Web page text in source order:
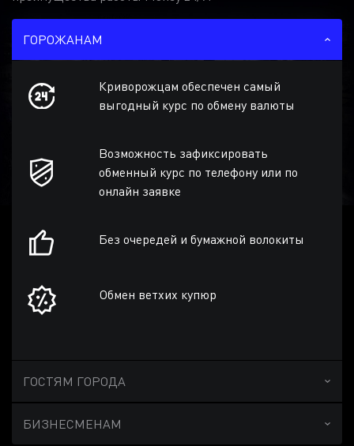
ГОРОЖАНАМ
Криворожцам обеспечен самый
выгодный курс по обмену валюты
Возможность зафиксировать
обменный курс по телефону или по
онлайн заявке
Без очередей и бумажной волокиты
Обмен ветхих купюр
ГОСТЯМ ГОРОДА
БИЗНЕСМЕНАМ